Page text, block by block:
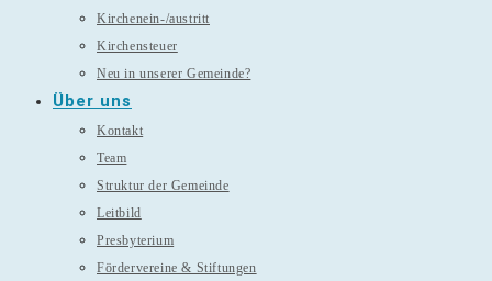
Kirchenein-/austritt
Kirchensteuer
Neu in unserer Gemeinde?
Über uns
Kontakt
Team
Struktur der Gemeinde
Leitbild
Presbyterium
Fördervereine & Stiftungen